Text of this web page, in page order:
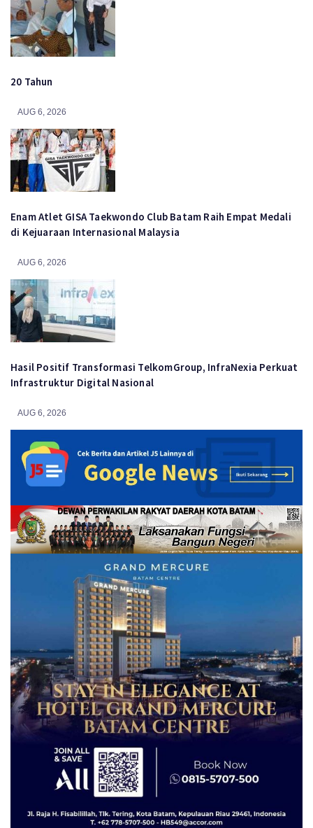
20 Tahun
AUG 6, 2026
Enam Atlet GISA Taekwondo Club Batam Raih Empat Medali
di Kejuaraan Internasional Malaysia
AUG 6, 2026
Hasil Positif Transformasi TelkomGroup, InfraNexia Perkuat
Infrastruktur Digital Nasional
AUG 6, 2026